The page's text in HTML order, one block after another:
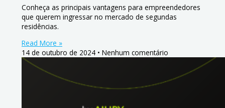
Conheça as principais vantagens para empreendedores
que querem ingressar no mercado de segundas
residências.
Read More »
14 de outubro de 2024
Nenhum comentário